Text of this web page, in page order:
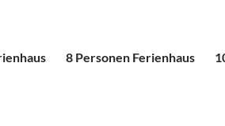
8 Personen Ferienhaus